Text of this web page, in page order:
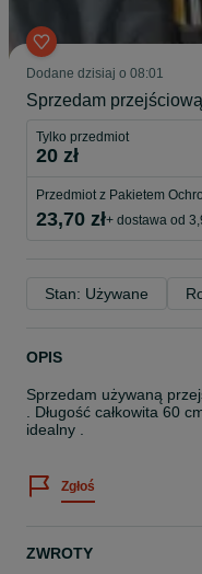
Dodane dzisiaj o 08:01
Sprzedam
Tylko przedmiot
20 zł
Przedmiot z Pakietem
23,70 zł+ dostawa od
Stan: Używane
OPIS
Sprzedam używaną
. Długość całkowita 60
idealny .
Zgłoś
ZWROTY